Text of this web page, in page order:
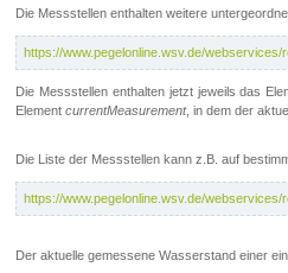
Die Messstellen enthalten weitere
https://www.pegelonline.wsv.de/
Die Messstellen enthalten jetzt jeweils das
Element currentMeasurement, in dem der
Die Liste der Messstellen kann z.B. auf
https://www.pegelonline.wsv.de/
Der aktuelle gemessene Wasserstand einer